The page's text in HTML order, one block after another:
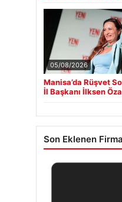
05/08/2026
Manisa’da Rüşvet
İl Başkanı İlksen
Son Eklenen